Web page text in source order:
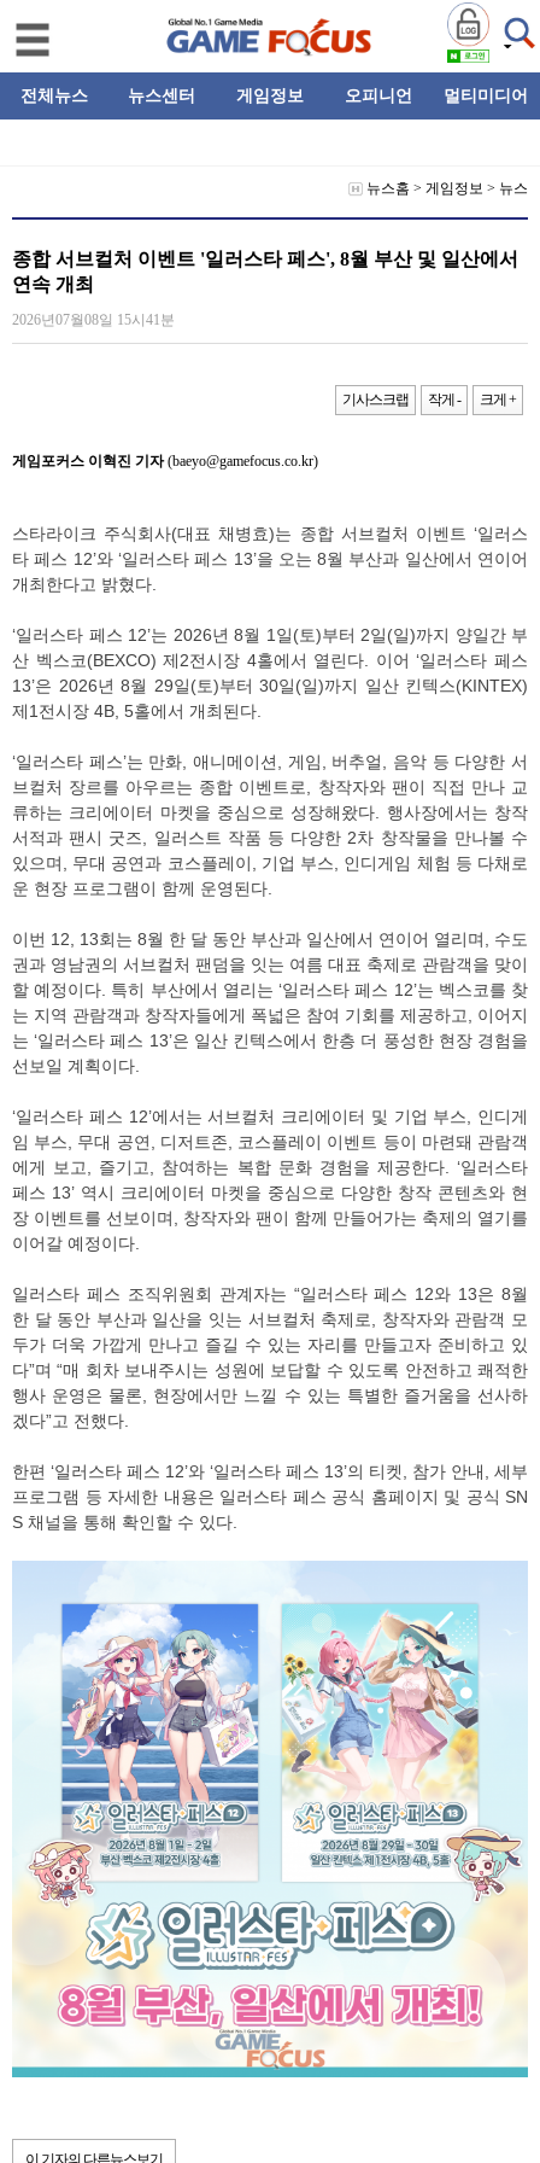
전체뉴스 뉴스센터 게임정보 오피니언 멀티미디어
뉴스홈 > 게임정보 > 뉴스
종합 서브컬처 이벤트 '일러스타 페스', 8월 부산 및 일산에서
연속 개최
2026년07월08일 15시41분
기사스크랩 작게 - 크게 +
게임포커스 이혁진 기자(baeyo@gamefocus.co.kr)
스타라이크 주식회사(대표 채병효)는 종합 서브컬처 이벤트 ‘일러스
타 페스 12’와 ‘일러스타 페스 13’을 오는 8월 부산과 일산에서 연이어
개최한다고 밝혔다.
‘일러스타 페스 12’는 2026년 8월 1일(토)부터 2일(일)까지 양일간 부
산 벡스코(BEXCO) 제2전시장 4홀에서 열린다. 이어 ‘일러스타 페스
13’은 2026년 8월 29일(토)부터 30일(일)까지 일산 킨텍스(KINTEX)
제1전시장 4B, 5홀에서 개최된다.
‘일러스타 페스’는 만화, 애니메이션, 게임, 버추얼, 음악 등 다양한 서
브컬처 장르를 아우르는 종합 이벤트로, 창작자와 팬이 직접 만나 교
류하는 크리에이터 마켓을 중심으로 성장해왔다. 행사장에서는 창작
서적과 팬시 굿즈, 일러스트 작품 등 다양한 2차 창작물을 만나볼 수
있으며, 무대 공연과 코스플레이, 기업 부스, 인디게임 체험 등 다채로
운 현장 프로그램이 함께 운영된다.
이번 12, 13회는 8월 한 달 동안 부산과 일산에서 연이어 열리며, 수도
권과 영남권의 서브컬처 팬덤을 잇는 여름 대표 축제로 관람객을 맞이
할 예정이다. 특히 부산에서 열리는 ‘일러스타 페스 12’는 벡스코를 찾
는 지역 관람객과 창작자들에게 폭넓은 참여 기회를 제공하고, 이어지
는 ‘일러스타 페스 13’은 일산 킨텍스에서 한층 더 풍성한 현장 경험을
선보일 계획이다.
‘일러스타 페스 12’에서는 서브컬처 크리에이터 및 기업 부스, 인디게
임 부스, 무대 공연, 디저트존, 코스플레이 이벤트 등이 마련돼 관람객
에게 보고, 즐기고, 참여하는 복합 문화 경험을 제공한다. ‘일러스타
페스 13’ 역시 크리에이터 마켓을 중심으로 다양한 창작 콘텐츠와 현
장 이벤트를 선보이며, 창작자와 팬이 함께 만들어가는 축제의 열기를
이어갈 예정이다.
일러스타 페스 조직위원회 관계자는 “일러스타 페스 12와 13은 8월
한 달 동안 부산과 일산을 잇는 서브컬처 축제로, 창작자와 관람객 모
두가 더욱 가깝게 만나고 즐길 수 있는 자리를 만들고자 준비하고 있
다”며 “매 회차 보내주시는 성원에 보답할 수 있도록 안전하고 쾌적한
행사 운영은 물론, 현장에서만 느낄 수 있는 특별한 즐거움을 선사하
겠다”고 전했다.
한편 ‘일러스타 페스 12’와 ‘일러스타 페스 13’의 티켓, 참가 안내, 세부
프로그램 등 자세한 내용은 일러스타 페스 공식 홈페이지 및 공식 SN
S 채널을 통해 확인할 수 있다.